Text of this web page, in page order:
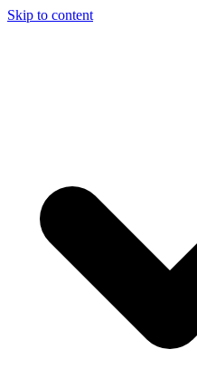
Skip to content